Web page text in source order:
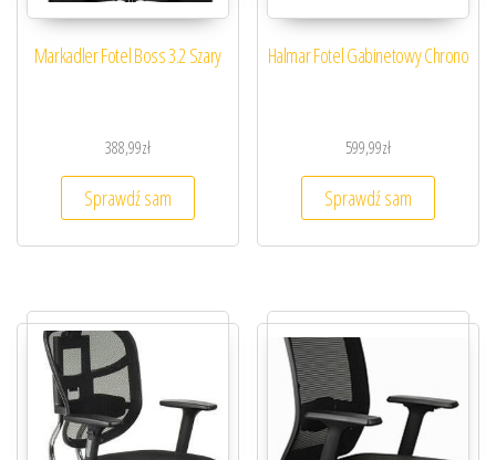
Markadler Fotel Boss 3.2 Szary
388,99zł
Sprawdź sam
Halmar Fotel Gabinetowy Chrono
599,99zł
Sprawdź sam